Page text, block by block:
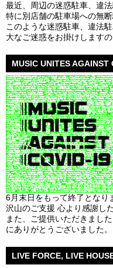
最近、周辺の迷惑駐車、違
特に別店舗の駐車場への無
このような迷惑駐車、違法
大なご迷惑をお掛けします
MUSIC UNITES AGAINST
6月末日をもって終了となり
沢山のご支援 心より感謝し
また、ご提供いただきまし
にありがとうございました。
LIVE FORCE, LIVE